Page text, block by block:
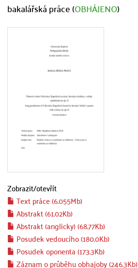
bakalářská práce (OBHÁJENO)
Zobrazit/otevřít
Text práce (6.055Mb)
Abstrakt (61.02Kb)
Abstrakt (anglicky) (68.77Kb)
Posudek vedoucího (180.0Kb)
Posudek oponenta (173.3Kb)
Záznam o průběhu obhajoby (246.3Kb)